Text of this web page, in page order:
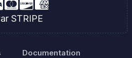
STRIPE
Documentation